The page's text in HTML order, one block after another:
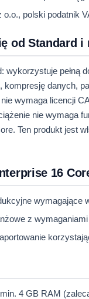
polski podatnik
od Standard i
wykorzystuje pełną
danych,
wymaga licencji
nie wymaga
Ten produkt jest
16
wymagające
z
4 GB RAM